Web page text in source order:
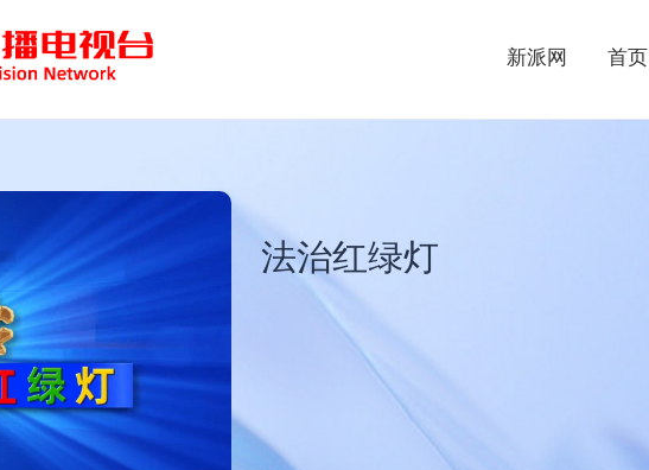
新派网 首页
法治红绿灯